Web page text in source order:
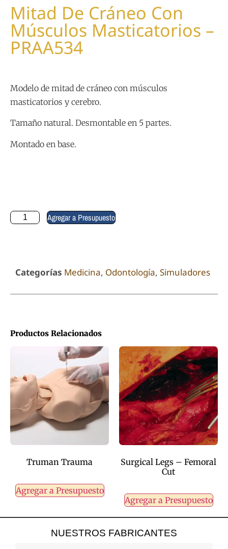
Mitad De Cráneo Con
Músculos Masticatorios –
PRAA534
Modelo de mitad de cráneo con músculos
masticatorios y cerebro.
Tamaño natural. Desmontable en 5 partes.
Montado en base.
Agregar a Presupuesto
Productos Relacionados
Truman Trauma
Agregar a Presupuesto
Surgical Legs – Femoral
Cut
Agregar a Presupuesto
Categorías Medicina, Odontología, Simuladores
NUESTROS FABRICANTES